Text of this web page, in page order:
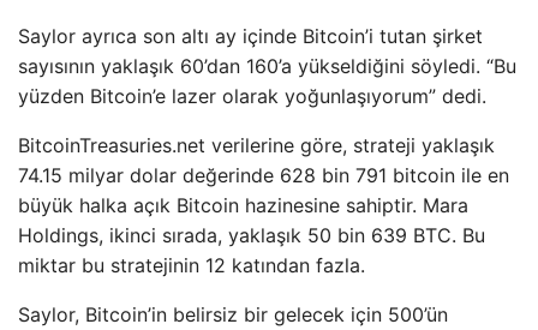
Saylor ayrıca son altı ay içinde Bitcoin’i tutan şirket
sayısının yaklaşık 60’dan 160’a yükseldiğini söyledi. “Bu
yüzden Bitcoin’e lazer olarak yoğunlaşıyorum” dedi.
BitcoinTreasuries.net verilerine göre, strateji yaklaşık
74.15 milyar dolar değerinde 628 bin 791 bitcoin ile en
büyük halka açık Bitcoin hazinesine sahiptir. Mara
Holdings, ikinci sırada, yaklaşık 50 bin 639 BTC. Bu
miktar bu stratejinin 12 katından fazla.
Saylor, Bitcoin’in belirsiz bir gelecek için 500’ün